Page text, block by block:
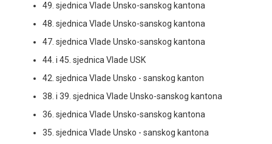
49. sjednica Vlade Unsko-sanskog kantona
48. sjednica Vlade Unsko-sanskog kantona
47. sjednica Vlade Unsko-sanskog kantona
44. i 45. sjednica Vlade USK
42. sjednica Vlade Unsko - sanskog kanton
38. i 39. sjednica Vlade Unsko-sanskog kantona
36. sjednica Vlade Unsko-sanskog kantona
35. sjednica Vlade Unsko - sanskog kantona